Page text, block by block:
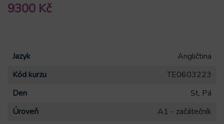
9300 Kč
Jazyk
Angličtina
Kód kurzu
TE0603223
Den
St, Pá
Úroveň
A1 - začátečník